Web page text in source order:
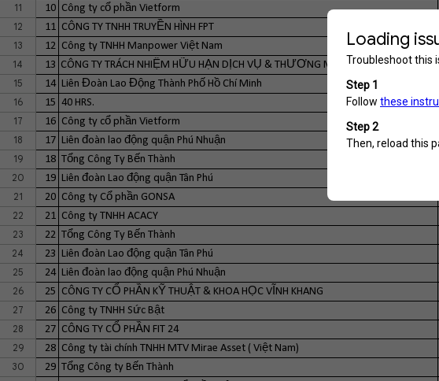
11
10 Công ty cổ phần Vietform
12
11 CÔNG TY TNHH TRUYỀN HÌNH FPT
13
12 Công ty TNHH Manpower Việt Nam
14
13 CÔNG TY TRÁCH NHIỆM HỮU HẠN DỊCH VỤ & THƯƠNG MẠI CƠ KHÍ ĐỨC TÙNG
15
14 Liên Đoàn Lao Động Thành Phố Hồ Chí Minh
16
15 40 HRS.
17
16 Công ty cổ phần Vietform
18
17 Liên đoàn lao động quận Phú Nhuận
19
18 Tổng Công Ty Bến Thành
20
19 Liên đoàn Lao động quận Tân Phú
21
20 Công ty Cổ phần GONSA
22
21 Công ty TNHH ACACY
23
22 Tổng Công Ty Bến Thành
24
23 Liên đoàn Lao động quận Tân Phú
25
24 Liên đoàn lao động quận Phú Nhuận
26
25 CÔNG TY CỔ PHẦN KỸ THUẬT & KHOA HỌC VĨNH KHANG
27
26 Công ty TNHH Sức Bật
28
27 CÔNG TY CỔ PHẦN FIT 24
29
28 Công ty tài chính TNHH MTV Mirae Asset ( Việt Nam)
30
29 Tổng Công ty Bến Thành